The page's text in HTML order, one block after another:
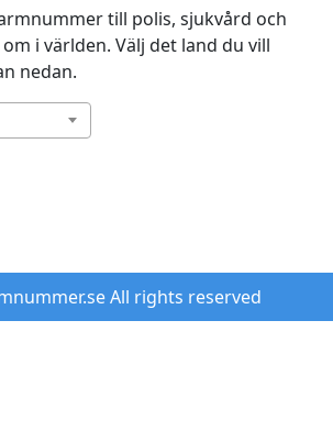
till polis, sjukvård och
i världen. Välj det land du vill
nedan.
All rights reserved